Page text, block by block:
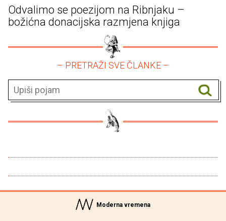
Odvalimo se poezijom na Ribnjaku –
božićna donacijska razmjena knjiga
– PRETRAŽI SVE ČLANKE –
Moderna vremena